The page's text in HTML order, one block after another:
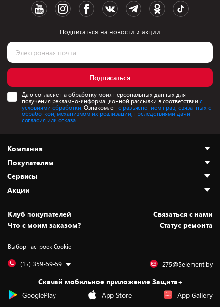
Подписаться на новости и акции
Подписаться
Даю согласие на обработку моих персональных данных для
получения рекламно-информационной рассылки в соответствии с
условиями обработки. Ознакомлен с разъяснением прав, связанных с
обработкой, механизмом их реализации, последствиями дачи
согласия или отказа.
Компания
О нас
Адреса магазинов
Новости
Статьи и обзоры
Вакансии
Дай пять добру!
Покупателям
Как сделать заказ
Оплата и доставка
Безналичный расчёт
Обмен и возврат товара
Обработка персональных данных
Подарочные карты
Сервисы
Установка техники
Для игровых консолей
Для мобильных устройств
Для компьютеров
Сервисные центры
Акции
Скидки и промокоды
Белорусские товары
Бонусы
Оплата частями
Уценка
Клуб покупателей
Cвязаться с нами
Что с моим заказом?
Статус ремонта
Выбор настроек Cookie
(17) 359-59-59 275@5element.by
Скачай мобильное приложение Защита+
GooglePlay
App Store App Gallery